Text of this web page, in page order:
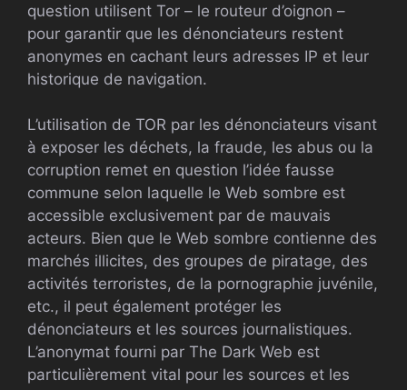
question utilisent Tor – le routeur d’oignon –
pour garantir que les dénonciateurs restent
anonymes en cachant leurs adresses IP et leur
historique de navigation.
L’utilisation de TOR par les dénonciateurs visant
à exposer les déchets, la fraude, les abus ou la
corruption remet en question l’idée fausse
commune selon laquelle le Web sombre est
accessible exclusivement par de mauvais
acteurs. Bien que le Web sombre contienne des
marchés illicites, des groupes de piratage, des
activités terroristes, de la pornographie juvénile,
etc., il peut également protéger les
dénonciateurs et les sources journalistiques.
L’anonymat fourni par The Dark Web est
particulièrement vital pour les sources et les